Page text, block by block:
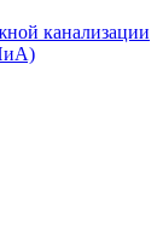
канализации